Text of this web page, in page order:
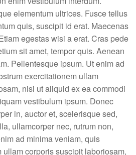
elementum ultrices. Fusce tellus
quis, suscipit id erat. Maecenas
egestas wisi a erat. Cras pede
sit amet, tempor quis. Aenean
Pellentesque ipsum. Ut enim ad
exercitationem ullam
nisi ut aliquid ex ea commodi
vestibulum ipsum. Donec
in, auctor et, scelerisque sed,
ullamcorper nec, rutrum non,
ad minima veniam, quis
ullam corporis suscipit laboriosam,